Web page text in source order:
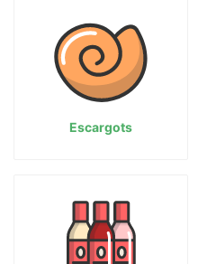
Escargots